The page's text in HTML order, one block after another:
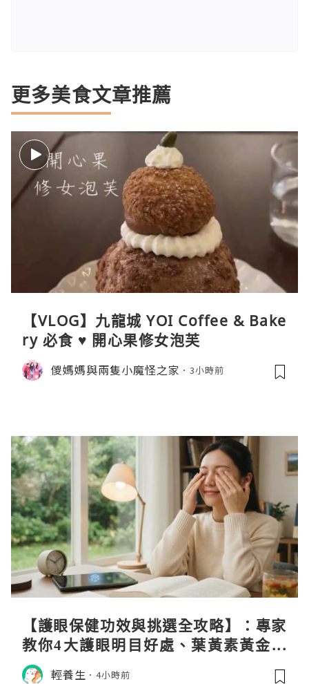
更多美食文章推薦
【VLOG】九龍城 YOI Coffee & Bake
ry 必食 ♥ 開心果修女泡芙
儍媽媽與兩隻小魔怪之家 3小時前
【護眼保健功效與挑選全攻略】：專家
教你4大護眼明目好處、葉黃素黃金比
例與挑選秘訣
輕養生 4小時前